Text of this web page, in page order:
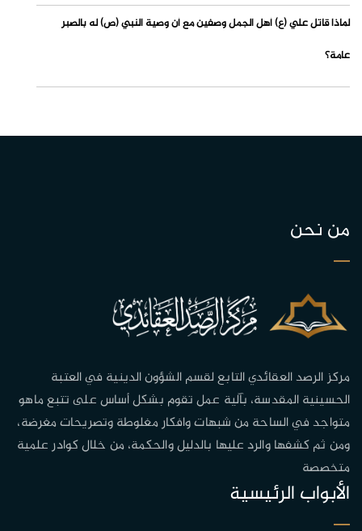
لماذا قاتل علي (ع) أهل الجمل وصفين مع أن وصية النبي (ص) له بالصبر
عامة؟
من نحن
مركز الرصد العقائدي التابع لقسم الشؤون الدينية في العتبة
الحسينية المقدسة، بآلية عمل تقوم بشكل أساس على تتبع ماهو
متواجد في الساحة من شبهات وافكار مغلوطة وتصريحات مغرضة،
ومن ثم كشفها والرد عليها بالدليل والحكمة، من خلال كوادر علمية
متخصصة
الأبواب الرئيسية